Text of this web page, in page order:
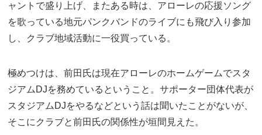
ャントで盛り上げ、またある時は、アローレの応援ソング
を歌っている地元パンクバンドのライブにも飛び入り参加
し、クラブ地域活動に一役買っている。
極めつけは、前田氏は現在アローレのホームゲームでスタ
ジアムDJを務めているということ。サポーター団体代表が
スタジアムDJをやるなどという話は聞いたことがないが、
そこにクラブと前田氏の関係性が垣間見えた。